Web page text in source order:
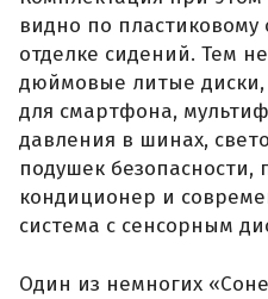
видно по пластиковому
отделке сидений. Тем
дюймовые литые диски,
для смартфона,
давления в шинах,
подушек безопасности,
кондиционер и
система с сенсорным
Один из немногих